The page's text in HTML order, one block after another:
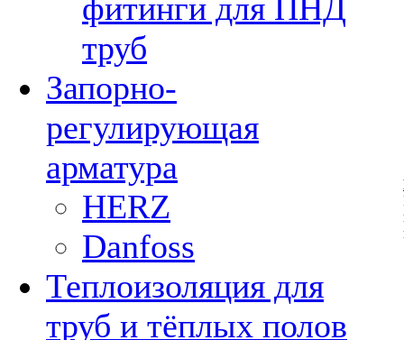
фитинги для ПНД
труб
Запорно-
регулирующая
арматура
HERZ
Danfoss
Теплоизоляция для
труб и тёплых полов